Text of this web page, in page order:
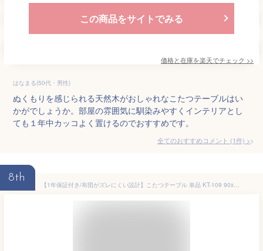
この商品をサイトでみる
価格と在庫を楽天でチェック >>
はなまる(50代・男性)
ぬくもりを感じられる天然木がおしゃれなこたつテーブルはい
かがでしょうか。部屋の雰囲気に馴染みやすくインテリアとし
ても１年中カッコよく置けるのでおすすめです。
全てのおすすめコメント (1件) >
8th
【1年保証付き/布団がズレにくい設計】こたつテーブル 単品 KT-109 90x60cm 長方形 木製 テーブル本体単品 石英管 薄型 ヒーター テーブル おしゃれ こたつテーブル インテリア センターテーブル